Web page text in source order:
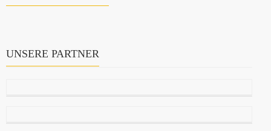
UNSERE PARTNER